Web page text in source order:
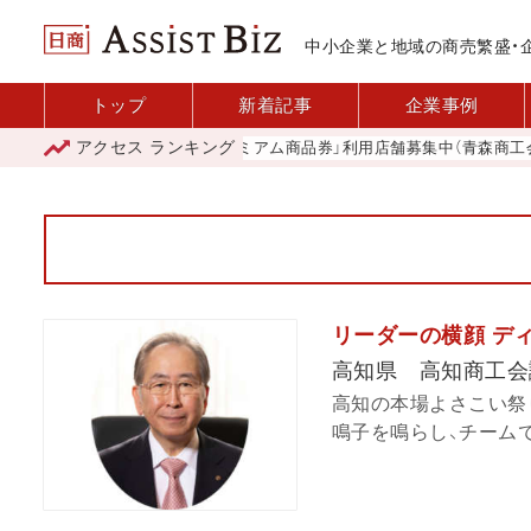
中小企業と地域の商売繁盛・
トップ 新着記事 企業事例
アクセス ランキング
「青森市プレミアム商品券」利用店舗募集中（青森商工会議所
リーダーの横顔 デ
高知県 高知商工
高知の本場よさこい
鳴子を鳴らし、チーム